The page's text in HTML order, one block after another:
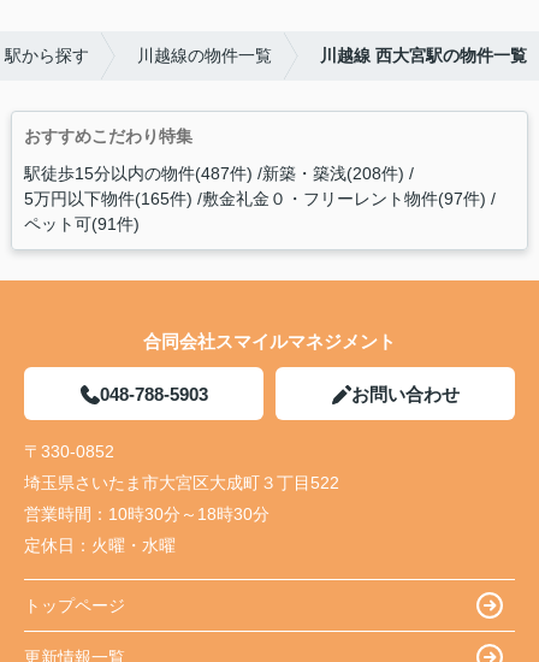
駅から探す 川越線の物件一覧 川越線 西大宮駅の物件一覧
おすすめこだわり特集
駅徒歩15分以内の物件(487件) 新築・築浅(208件)
5万円以下物件(165件) 敷金礼金０・フリーレント物件(97件)
ペット可(91件)
合同会社スマイルマネジメント
048-788-5903 お問い合わせ
〒330-0852
埼玉県さいたま市大宮区大成町３丁目522
営業時間： 10時30分～18時30分
定休日： 火曜・水曜
トップページ
更新情報一覧